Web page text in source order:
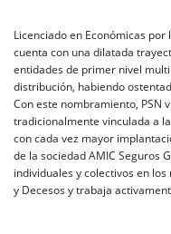
Licenciado en Económicas por
cuenta con una dilatada
entidades de primer nivel
distribución, habiendo
Con este nombramiento, PSN
tradicionalmente vinculada a
con cada vez mayor
de la sociedad AMIC Seguros
individuales y colectivos en
y Decesos y trabaja